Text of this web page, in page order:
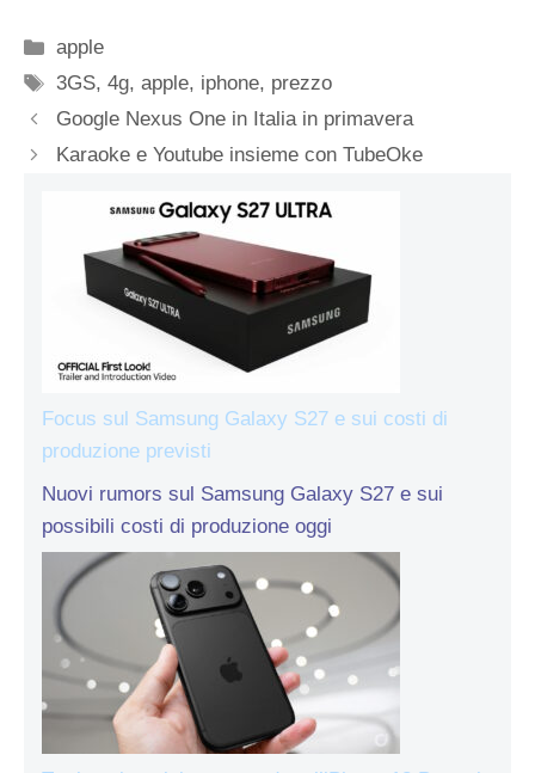
Categorie
apple
Tag
3GS,4g,apple, iphone, prezzo
Google Nexus One in Italia in primavera
Karaoke e Youtube insieme con TubeOke
Focus sul Samsung Galaxy S27 e sui costi di
produzione previsti
Nuovi rumors sul Samsung Galaxy S27 e sui
possibili costi di produzione oggi